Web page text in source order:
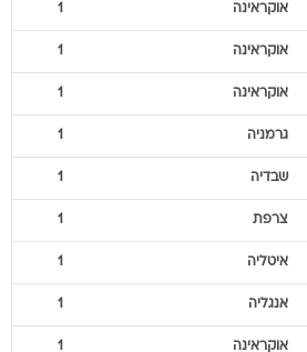
אוקראינה 1
אוקראינה 1
אוקראינה 1
גרמניה 1
שבדיה 1
צרפת 1
איטליה 1
אנגליה 1
אוקראינה 1